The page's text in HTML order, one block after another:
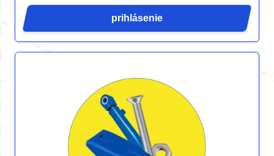
prihlásenie